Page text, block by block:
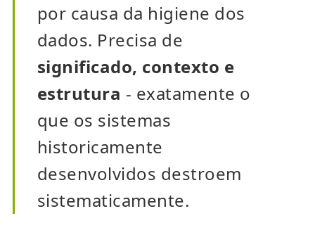
por causa da higiene dos
dados. Precisa de
significado, contexto e
estrutura - exatamente o
que os sistemas
historicamente
desenvolvidos destroem
sistematicamente.